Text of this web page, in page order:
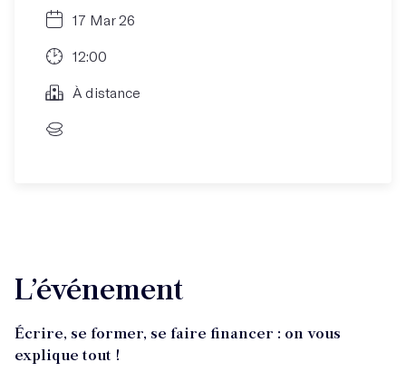
17 Mar 26
12:00
À distance
L’événement
Écrire, se former, se faire financer : on vous
explique tout !